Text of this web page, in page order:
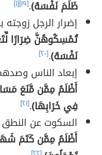
ظَلَمَ نَفْسَهُ).[١٩] [١]
إضرار الرجل
تُمْسِكُوهُنَّ ضِرَارًا
نَفْسَهُ).[٢٠]
إبعاد الناس
أَظْلَمُ مِمَّن مَّنَعَ
فِي خَرَابِهَا).[٢١]
السكوت عن
أَظْلَمُ مِمَّن كَتَمَ